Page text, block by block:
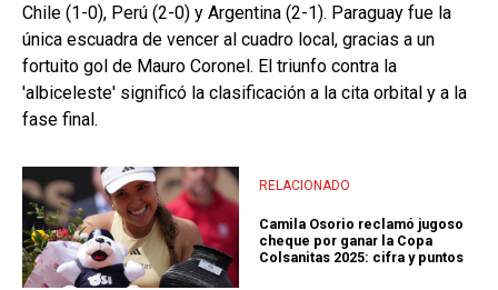
Chile (1-0), Perú (2-0) y Argentina (2-1). Paraguay fue la
única escuadra de vencer al cuadro local, gracias a un
fortuito gol de Mauro Coronel. El triunfo contra la
'albiceleste' significó la clasificación a la cita orbital y a la
fase final.
RELACIONADO
Camila Osorio reclamó jugoso
cheque por ganar la Copa
Colsanitas 2025: cifra y puntos